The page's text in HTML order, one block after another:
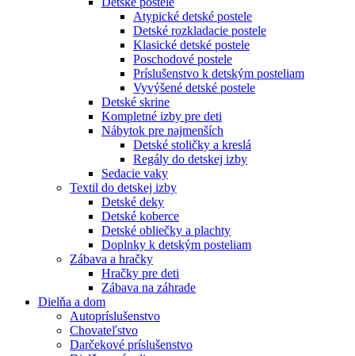
Atypické detské postele
Detské rozkladacie postele
Klasické detské postele
Poschodové postele
Príslušenstvo k detským posteliam
Vyvýšené detské postele
Detské skrine
Kompletné izby pre deti
Nábytok pre najmenších
Detské stoličky a kreslá
Regály do detskej izby
Sedacie vaky
Textil do detskej izby
Detské deky
Detské koberce
Detské obliečky a plachty
Doplnky k detským posteliam
Zábava a hračky
Hračky pre deti
Zábava na záhrade
Dielňa a dom
Autopríslušenstvo
Chovateľstvo
Darčekové príslušenstvo